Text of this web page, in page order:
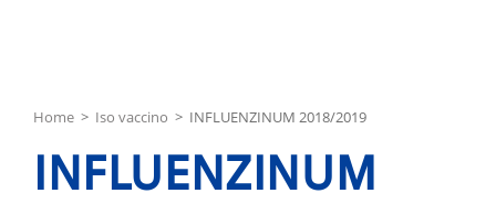
Home > Iso vaccino > INFLUENZINUM 2018/2019
INFLUENZINUM